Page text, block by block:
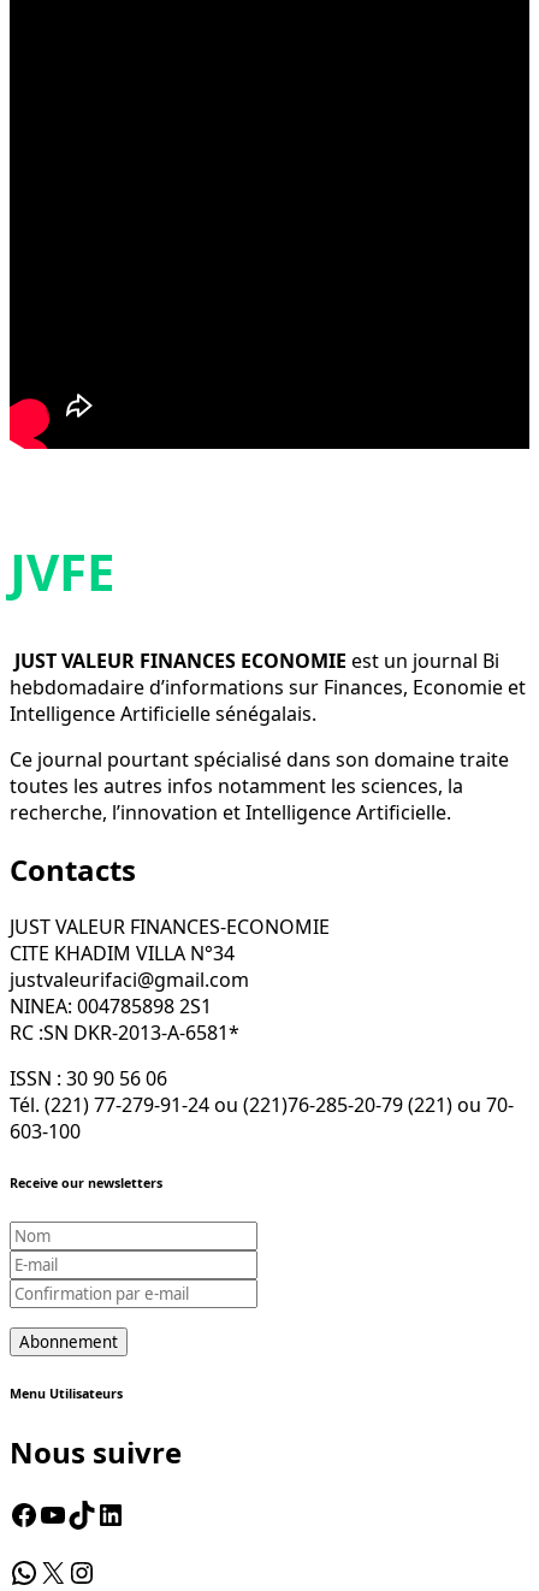
JVFE
JUST VALEUR FINANCES ECONOMIE est un journal Bi
hebdomadaire d’informations sur Finances, Economie et
Intelligence Artificielle sénégalais.
Ce journal pourtant spécialisé dans son domaine traite
toutes les autres infos notamment les sciences, la
recherche, l’innovation et Intelligence Artificielle.
Contacts
JUST VALEUR FINANCES-ECONOMIE
CITE KHADIM VILLA N°34
justvaleurifaci@gmail.com
NINEA: 004785898 2S1
RC :SN DKR-2013-A-6581*
ISSN : 30 90 56 06
Tél. (221) 77-279-91-24 ou (221)76-285-20-79 (221) ou 70-
603-100
Receive our newsletters
Menu Utilisateurs
Nous suivre
Facebook
YouTube
TikTokLinkedIn
WhatsApp
X Instagram